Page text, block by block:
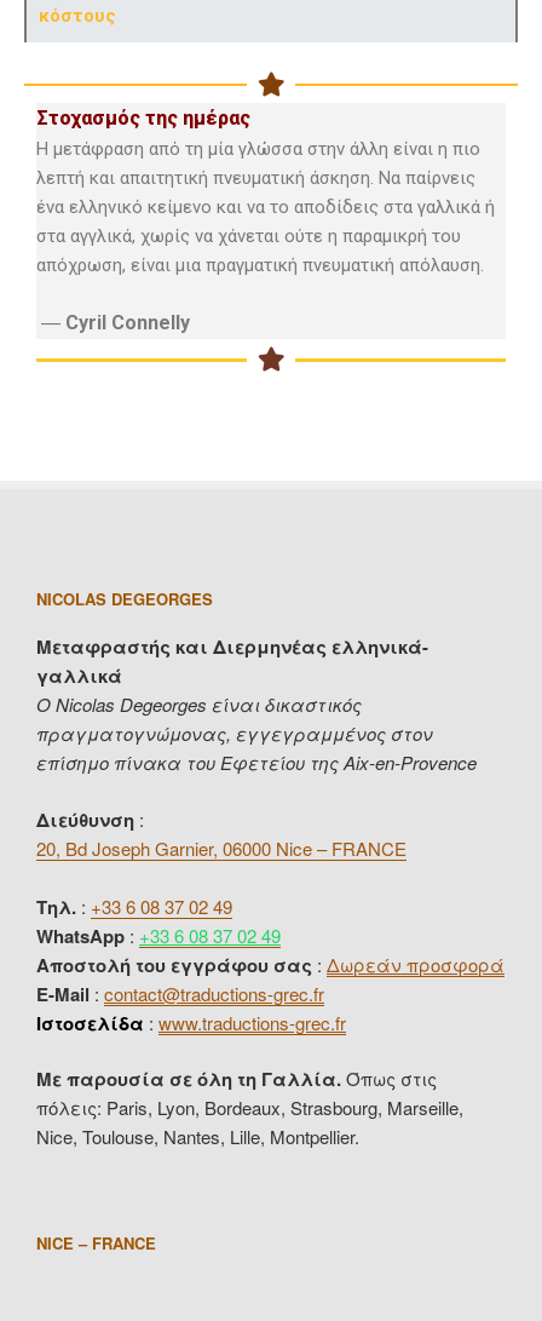
κόστους
Στοχασμός της ημέρας
Η μετάφραση από τη μία γλώσσα στην άλλη είναι η πιο
λεπτή και απαιτητική πνευματική άσκηση. Να παίρνεις
ένα ελληνικό κείμενο και να το αποδίδεις στα γαλλικά ή
στα αγγλικά, χωρίς να χάνεται ούτε η παραμικρή του
απόχρωση, είναι μια πραγματική πνευματική απόλαυση.
― Cyril Connelly
NICOLAS DEGEORGES
Μεταφραστής και Διερμηνέας ελληνικά-
γαλλικά
Ο Nicolas Degeorges είναι δικαστικός
πραγματογνώμονας, εγγεγραμμένος στον
επίσημο πίνακα του Εφετείου της Aix-en-Provence
Διεύθυνση :
20, Bd Joseph Garnier, 06000 Nice – FRANCE
Τηλ. : +33 6 08 37 02 49
WhatsApp : +33 6 08 37 02 49
Αποστολή του εγγράφου σας : Δωρεάν προσφορά
E-Mail : contact@traductions-grec.fr
Ιστοσελίδα : www.traductions-grec.fr
Με παρουσία σε όλη τη Γαλλία.Όπως στις
πόλεις: Paris, Lyon, Bordeaux, Strasbourg, Marseille,
Nice, Toulouse, Nantes, Lille, Montpellier.
NICE – FRANCE